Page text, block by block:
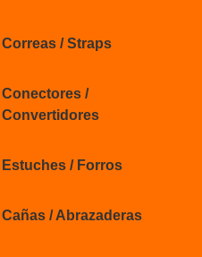
Correas / Straps
Conectores /
Convertidores
Estuches / Forros
Cañas / Abrazaderas